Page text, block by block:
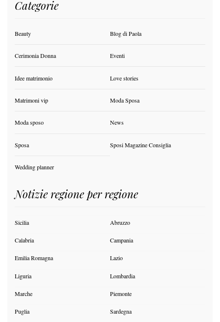
Categorie
Beauty Blog di Paola
Cerimonia Donna Eventi
Idee matrimonio Love stories
Matrimoni vip Moda Sposa
Moda sposo News
Sposa Sposi Magazine Consiglia
Wedding planner
Notizie regione per regione
Sicilia Abruzzo
Calabria Campania
Emilia Romagna Lazio
Liguria Lombardia
Marche Piemonte
Puglia Sardegna